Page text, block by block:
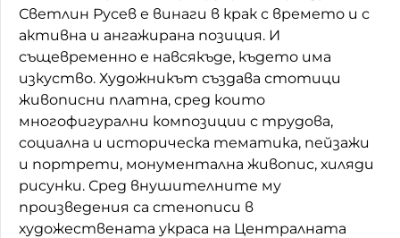
Светлин Русев е винаги в крак с времето и с
активна и ангажирана позиция. И
същевременно е навсякъде, където има
изкуство. Художникът създава стотици
живописни платна, сред които
многофигурални композиции с трудова,
социална и историческа тематика, пейзажи
и портрети, монументална живопис, хиляди
рисунки. Сред внушителните му
произведения са стенописи в
художествената украса на Централната